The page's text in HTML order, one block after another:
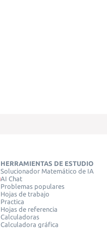
HERRAMIENTAS DE ESTUDIO
Solucionador Matemático de IA
AI Chat
Problemas populares
Hojas de trabajo
Practica
Hojas de referencia
Calculadoras
Calculadora gráfica